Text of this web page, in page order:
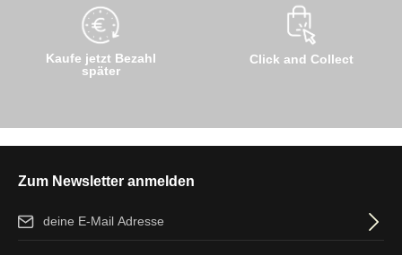
Kaufe jetzt Bezahl
später
Click and Collect
Zum Newsletter anmelden
E-Mail-Adresse*